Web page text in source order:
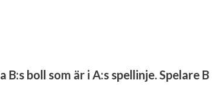
boll som är i A:s spellinje. Spelare B